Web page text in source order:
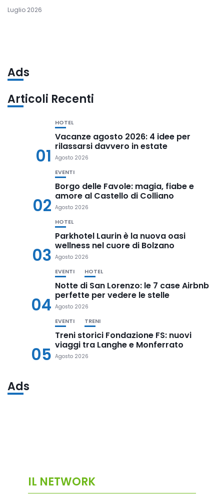
Luglio 2026
Ads
Articoli Recenti
01
HOTEL
Vacanze agosto 2026: 4 idee per
rilassarsi davvero in estate
Agosto 2026
02
EVENTI
Borgo delle Favole: magia, fiabe e
amore al Castello di Colliano
Agosto 2026
03
HOTEL
Parkhotel Laurin è la nuova oasi
wellness nel cuore di Bolzano
Agosto 2026
04
EVENTI HOTEL
Notte di San Lorenzo: le 7 case Airbnb
perfette per vedere le stelle
Agosto 2026
05
EVENTI TRENI
Treni storici Fondazione FS: nuovi
viaggi tra Langhe e Monferrato
Agosto 2026
Ads
IL NETWORK